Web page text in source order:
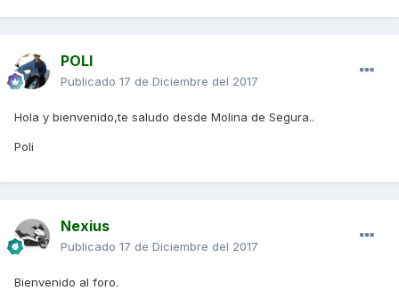
POLI
Publicado 17 de Diciembre del 2017
Hola y bienvenido,te saludo desde Molina de Segura..
Poli
Nexius
Publicado 17 de Diciembre del 2017
Bienvenido al foro.